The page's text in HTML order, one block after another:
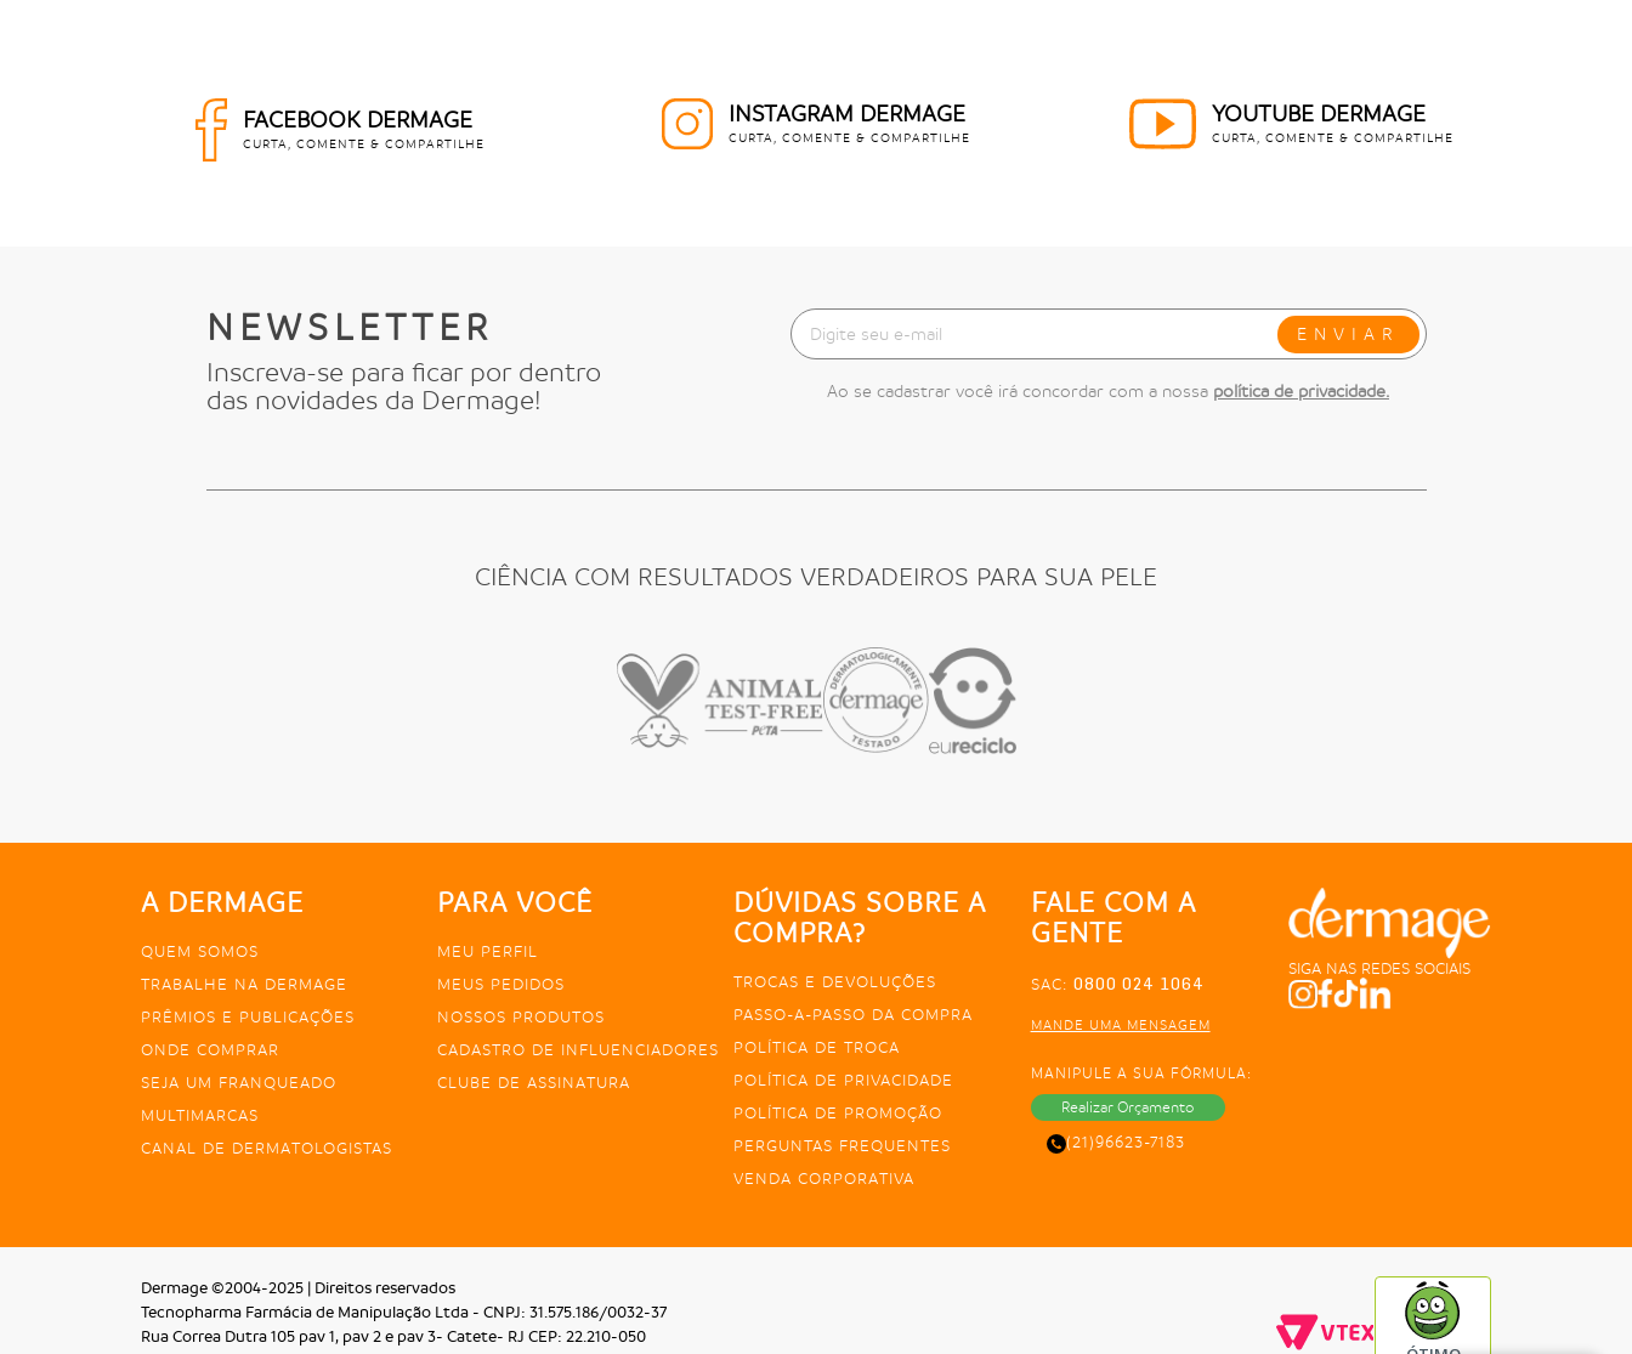
FACEBOOK DERMAGE
CURTA, COMENTE & COMPARTILHE
INSTAGRAM DERMAGE
CURTA, COMENTE & COMPARTILHE
YOUTUBE DERMAGE
CURTA, COMENTE & COMPARTILHE
NEWSLETTER
Inscreva-se para ficar por dentro
das novidades da Dermage!
ENVIAR
Ao se cadastrar você irá concordar com a nossa política de privacidade.
CIÊNCIA COM RESULTADOS VERDADEIROS PARA SUA PELE
A DERMAGE
QUEM SOMOS
TRABALHE NA DERMAGE
PRÊMIOS E PUBLICAÇÕES
ONDE COMPRAR
SEJA UM FRANQUEADO
MULTIMARCAS
CANAL DE DERMATOLOGISTAS
PARA VOCÊ
MEU PERFIL
MEUS PEDIDOS
NOSSOS PRODUTOS
CADASTRO DE INFLUENCIADORES
CLUBE DE ASSINATURA
DÚVIDAS SOBRE A
COMPRA?
TROCAS E DEVOLUÇÕES
PASSO-A-PASSO DA COMPRA
POLÍTICA DE TROCA
POLÍTICA DE PRIVACIDADE
POLÍTICA DE PROMOÇÃO
PERGUNTAS FREQUENTES
VENDA CORPORATIVA
FALE COM A
GENTE
SAC: 0800 024 1064
MANDE UMA MENSAGEM
MANIPULE A SUA FÓRMULA:
Realizar Orçamento
(21)96623-7183
SIGA NAS REDES SOCIAIS
Dermage ©2004-2025 | Direitos reservados
Tecnopharma Farmácia de Manipulação Ltda - CNPJ: 31.575.186/0032-37
Rua Correa Dutra 105 pav 1, pav 2 e pav 3- Catete- RJ CEP: 22.210-050